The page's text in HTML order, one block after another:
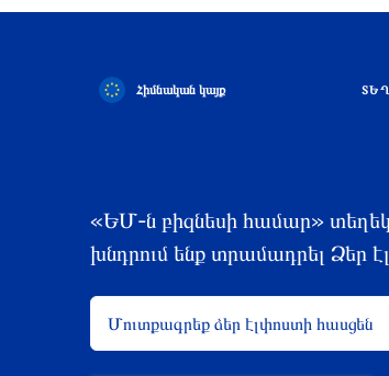
Հիմնական կայք
«ԵՄ-ն բիզնեսի համար»
խնդրում ենք տրամադրել Ձեր